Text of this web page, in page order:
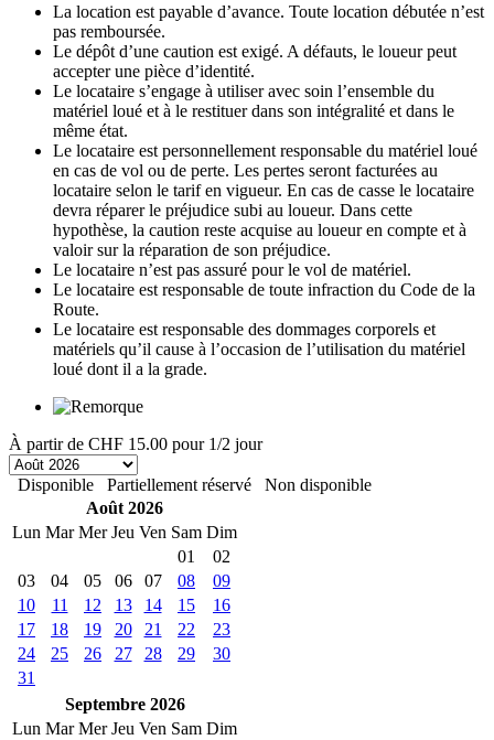
La location est payable d’avance. Toute location débutée n’est
pas remboursée.
Le dépôt d’une caution est exigé. A défauts, le loueur peut
accepter une pièce d’identité.
Le locataire s’engage à utiliser avec soin l’ensemble du
matériel loué et à le restituer dans son intégralité et dans le
même état.
Le locataire est personnellement responsable du matériel loué
en cas de vol ou de perte. Les pertes seront facturées au
locataire selon le tarif en vigueur. En cas de casse le locataire
devra réparer le préjudice subi au loueur. Dans cette
hypothèse, la caution reste acquise au loueur en compte et à
valoir sur la réparation de son préjudice.
Le locataire n’est pas assuré pour le vol de matériel.
Le locataire est responsable de toute infraction du Code de la
Route.
Le locataire est responsable des dommages corporels et
matériels qu’il cause à l’occasion de l’utilisation du matériel
loué dont il a la grade.
À partir de CHF 15.00 pour 1/2 jour
Disponible Partiellement réservé
Non disponible
Août 2026
Lun Mar Mer Jeu Ven Sam Dim
01
02
03
04 05 06 07 08
09
10
11 12 13 14 15
16
17
18 19 20 21 22
23
24
25 26 27 28 29
30
31
Septembre 2026
Lun Mar Mer Jeu Ven Sam Dim